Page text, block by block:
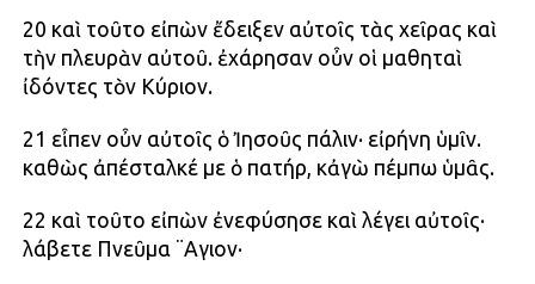
20 καὶ τοῦτο εἰπὼν ἔδειξεν αὐτοῖς τὰς χεῖρας καὶ
τὴν πλευρὰν αὐτοῦ. ἐχάρησαν οὖν οἱ μαθηταὶ
ἰδόντες τὸν Κύριον.
21 εἶπεν οὖν αὐτοῖς ὁ Ἰησοῦς πάλιν· εἰρήνη ὑμῖν.
καθὼς ἀπέσταλκέ με ὁ πατήρ, κἀγὼ πέμπω ὑμᾶς.
22 καὶ τοῦτο εἰπὼν ἐνεφύσησε καὶ λέγει αὐτοῖς·
λάβετε Πνεῦμα ¨Αγιον·